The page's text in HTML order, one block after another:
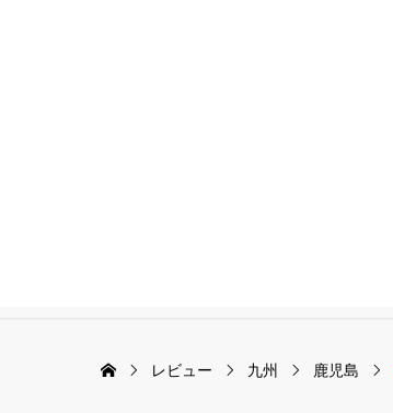
レビュー 九州 鹿児島